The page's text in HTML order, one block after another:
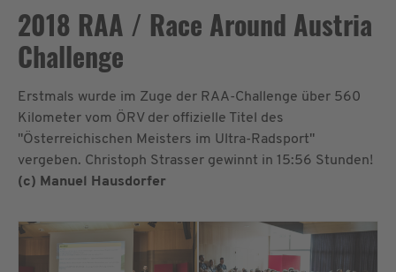
2018 RAA / Race Around Austria
Challenge
Erstmals wurde im Zuge der RAA-Challenge über 560
Kilometer vom ÖRV der offizielle Titel des
"Österreichischen Meisters im Ultra-Radsport"
vergeben. Christoph Strasser gewinnt in 15:56 Stunden!
(c) Manuel Hausdorfer